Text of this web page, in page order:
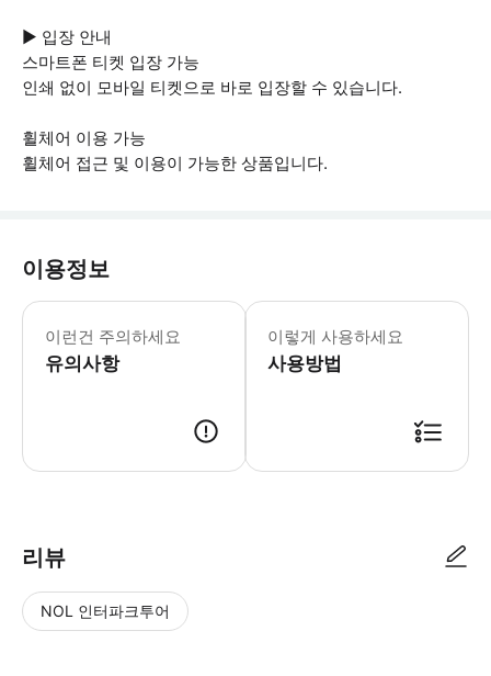
▶ 입장 안내
스마트폰 티켓 입장 가능
인쇄 없이 모바일 티켓으로 바로 입장할 수 있습니다.
휠체어 이용 가능
휠체어 접근 및 이용이 가능한 상품입니다.
이용정보
이런건 주의하세요
유의사항
▶ 꼭 알아두세요 로얄 팰리스는 짧은
이렇게 사용하세요
사용방법
리뷰
NOL 인터파크투어